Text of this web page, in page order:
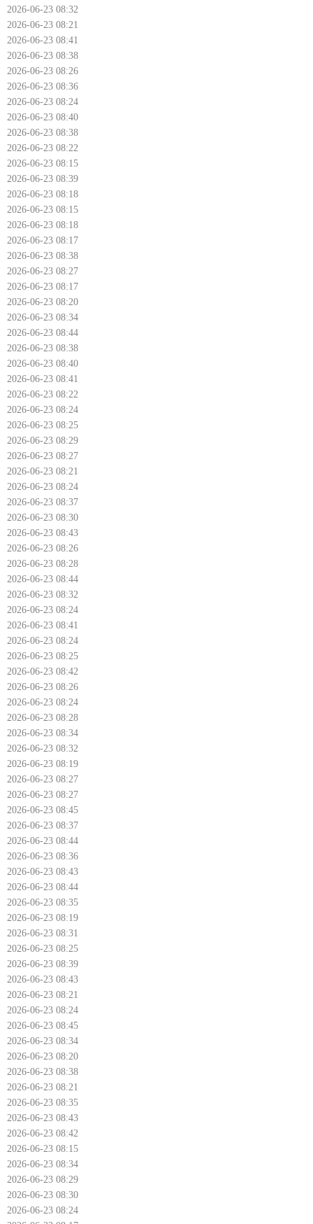
2026-06-23 08:32
2026-06-23 08:21
2026-06-23 08:41
2026-06-23 08:38
2026-06-23 08:26
2026-06-23 08:36
2026-06-23 08:24
2026-06-23 08:40
2026-06-23 08:38
2026-06-23 08:22
2026-06-23 08:15
2026-06-23 08:39
2026-06-23 08:18
2026-06-23 08:15
2026-06-23 08:18
2026-06-23 08:17
2026-06-23 08:38
2026-06-23 08:27
2026-06-23 08:17
2026-06-23 08:20
2026-06-23 08:34
2026-06-23 08:44
2026-06-23 08:38
2026-06-23 08:40
2026-06-23 08:41
2026-06-23 08:22
2026-06-23 08:24
2026-06-23 08:25
2026-06-23 08:29
2026-06-23 08:27
2026-06-23 08:21
2026-06-23 08:24
2026-06-23 08:37
2026-06-23 08:30
2026-06-23 08:43
2026-06-23 08:26
2026-06-23 08:28
2026-06-23 08:44
2026-06-23 08:32
2026-06-23 08:24
2026-06-23 08:41
2026-06-23 08:24
2026-06-23 08:25
2026-06-23 08:42
2026-06-23 08:26
2026-06-23 08:24
2026-06-23 08:28
2026-06-23 08:34
2026-06-23 08:32
2026-06-23 08:19
2026-06-23 08:27
2026-06-23 08:27
2026-06-23 08:45
2026-06-23 08:37
2026-06-23 08:44
2026-06-23 08:36
2026-06-23 08:43
2026-06-23 08:44
2026-06-23 08:35
2026-06-23 08:19
2026-06-23 08:31
2026-06-23 08:25
2026-06-23 08:39
2026-06-23 08:43
2026-06-23 08:21
2026-06-23 08:24
2026-06-23 08:45
2026-06-23 08:34
2026-06-23 08:20
2026-06-23 08:38
2026-06-23 08:21
2026-06-23 08:35
2026-06-23 08:43
2026-06-23 08:42
2026-06-23 08:15
2026-06-23 08:34
2026-06-23 08:29
2026-06-23 08:30
2026-06-23 08:24